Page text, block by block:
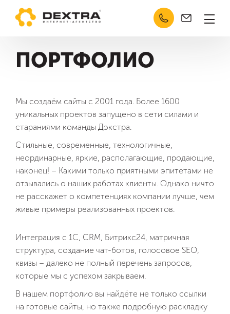
Техподдержка
Кабинет
Челябинск
Сертификаты
Контакты
Портфолио
Разработка
Продвижение сайтов (SEO)
Контекст
Таргет
Битрикс24
ПОРТФОЛИО
Мы создаём сайты с 2001 года. Более 1600
уникальных проектов запущено в сети силами и
стараниями команды Дэкстра.
Стильные, современные, технологичные,
неординарные, яркие, располагающие, продающие,
наконец! – Какими только приятными эпитетами не
отзывались о наших работах клиенты. Однако ничто
не расскажет о компетенциях компании лучше, чем
живые примеры реализованных проектов.
Интеграция с 1C, CRM, Битрикс24, матричная
структура, создание чат-ботов, голосовое SEO,
квизы – далеко не полный перечень запросов,
которые мы с успехом закрываем.
В нашем портфолио вы найдёте не только ссылки
на готовые сайты, но также подробную раскладку